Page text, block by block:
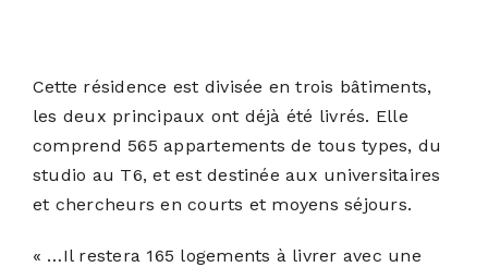
Cette résidence est divisée en trois bâtiments,
les deux principaux ont déjà été livrés. Elle
comprend 565 appartements de tous types, du
studio au T6, et est destinée aux universitaires
et chercheurs en courts et moyens séjours.
« …Il restera 165 logements à livrer avec une